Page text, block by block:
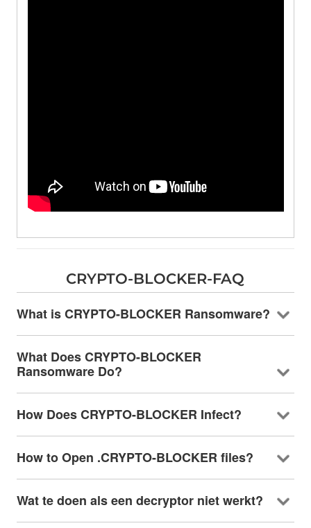
CRYPTO-BLOCKER-FAQ
What is CRYPTO-BLOCKER Ransomware?
What Does CRYPTO-BLOCKER
Ransomware Do?
How Does CRYPTO-BLOCKER Infect?
How to Open .CRYPTO-BLOCKER files?
Wat te doen als een decryptor niet werkt?